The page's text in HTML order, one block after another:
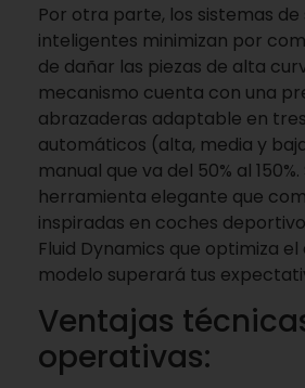
Por otra parte, los sistemas de
inteligentes minimizan por
de dañar las piezas de alta
mecanismo cuenta con una
abrazaderas adaptable en
automáticos (alta, media y
manual que va del 50% al
herramienta elegante que
inspiradas en coches
Fluid Dynamics que optimiza el
modelo superará tus
Ventajas
operativas: